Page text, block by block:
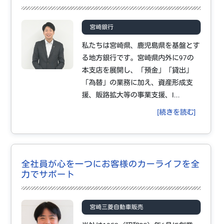
宮崎銀行
私たちは宮崎県、鹿児島県を基盤とす
る地方銀行です。宮崎県内外に97の
本支店を展開し、「預金」「貸出」
「為替」の業務に加え、資産形成支
援、販路拡大等の事業支援、I...
[続きを読む]
全社員が心を一つにお客様のカーライフを全
力でサポート
宮崎三菱自動車販売